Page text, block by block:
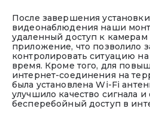
После завершения
видеонаблюдения наши
удаленный доступ к
приложение, что позволило
контролировать ситуацию
время. Кроме того, для
интернет-соединения на
была установлена Wi-Fi
улучшило качество сигнала и
бесперебойный доступ в